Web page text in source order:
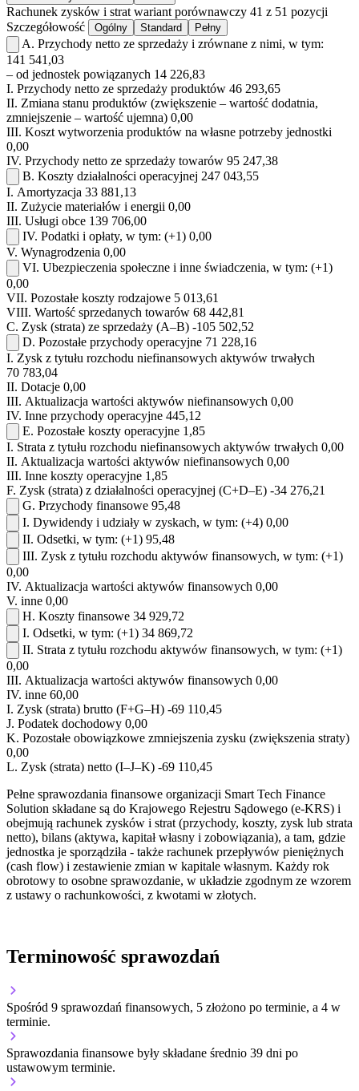
Rachunek zysków i strat wariant porównawczy 41 z 51 pozycji
Szczegółowość
Ogólny Standard Pełny
A. Przychody netto ze sprzedaży i zrównane z nimi, w tym:
141 541,03
– od jednostek powiązanych 14 226,83
I. Przychody netto ze sprzedaży produktów 46 293,65
II. Zmiana stanu produktów (zwiększenie – wartość dodatnia,
zmniejszenie – wartość ujemna) 0,00
III. Koszt wytworzenia produktów na własne potrzeby jednostki
0,00
IV. Przychody netto ze sprzedaży towarów 95 247,38
B. Koszty działalności operacyjnej 247 043,55
I. Amortyzacja 33 881,13
II. Zużycie materiałów i energii 0,00
III. Usługi obce 139 706,00
IV. Podatki i opłaty, w tym: (+1) 0,00
V. Wynagrodzenia 0,00
VI. Ubezpieczenia społeczne i inne świadczenia, w tym: (+1)
0,00
VII. Pozostałe koszty rodzajowe 5 013,61
VIII. Wartość sprzedanych towarów 68 442,81
C. Zysk (strata) ze sprzedaży (A–B) -105 502,52
D. Pozostałe przychody operacyjne 71 228,16
I. Zysk z tytułu rozchodu niefinansowych aktywów trwałych
70 783,04
II. Dotacje 0,00
III. Aktualizacja wartości aktywów niefinansowych 0,00
IV. Inne przychody operacyjne 445,12
E. Pozostałe koszty operacyjne 1,85
I. Strata z tytułu rozchodu niefinansowych aktywów trwałych 0,00
II. Aktualizacja wartości aktywów niefinansowych 0,00
III. Inne koszty operacyjne 1,85
F. Zysk (strata) z działalności operacyjnej (C+D–E) -34 276,21
G. Przychody finansowe 95,48
I. Dywidendy i udziały w zyskach, w tym: (+4) 0,00
II. Odsetki, w tym: (+1) 95,48
III. Zysk z tytułu rozchodu aktywów finansowych, w tym: (+1)
0,00
IV. Aktualizacja wartości aktywów finansowych 0,00
V. inne 0,00
H. Koszty finansowe 34 929,72
I. Odsetki, w tym: (+1) 34 869,72
II. Strata z tytułu rozchodu aktywów finansowych, w tym: (+1)
0,00
III. Aktualizacja wartości aktywów finansowych 0,00
IV. inne 60,00
I. Zysk (strata) brutto (F+G–H) -69 110,45
J. Podatek dochodowy 0,00
K. Pozostałe obowiązkowe zmniejszenia zysku (zwiększenia straty)
0,00
L. Zysk (strata) netto (I–J–K) -69 110,45
Pełne sprawozdania finansowe organizacji Smart Tech Finance
Solution składane są do Krajowego Rejestru Sądowego (e-KRS) i
obejmują rachunek zysków i strat (przychody, koszty, zysk lub strata
netto), bilans (aktywa, kapitał własny i zobowiązania), a tam, gdzie
jednostka je sporządziła - także rachunek przepływów pieniężnych
(cash flow) i zestawienie zmian w kapitale własnym. Każdy rok
obrotowy to osobne sprawozdanie, w układzie zgodnym ze wzorem
z ustawy o rachunkowości, z kwotami w złotych.
Terminowość sprawozdań
Spośród 9 sprawozdań finansowych, 5 złożono po terminie, a 4 w
terminie.
Sprawozdania finansowe były składane średnio 39 dni po
ustawowym terminie.